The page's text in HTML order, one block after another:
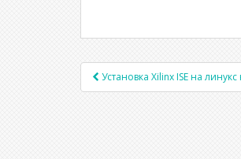
Post navigation
Установка Xilinx ISE на